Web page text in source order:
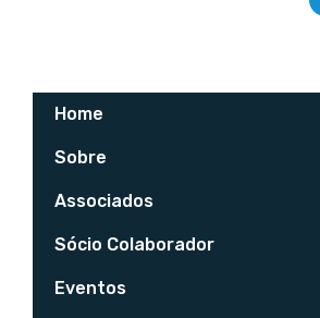
Home
Sobre
Associados
Sócio Colaborador
Eventos